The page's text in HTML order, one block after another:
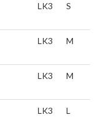
LK3 S
LK3 M
LK3 M
LK3 L